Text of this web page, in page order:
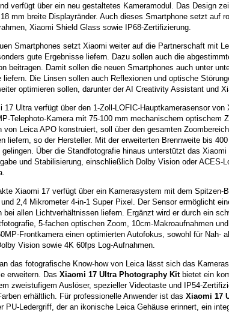
verfügt über ein neu gestaltetes Kameramodul. Das Design
mm breite Displayränder. Auch dieses Smartphone setzt auf
Xiaomi Shield Glass sowie IP68-Zertifizierung.
Smartphones setzt Xiaomi weiter auf die Partnerschaft mit
gute Ergebnisse liefern. Dazu sollen auch die
beitragen. Damit sollen die neuen Smartphones auch unter
liefern. Die Linsen sollen auch Reflexionen und optische
optimieren sollen, darunter der AI Creativity Assistant und
17 Ultra verfügt über den 1-Zoll-LOFIC-Hauptkamerasensor
Telephoto-Kamera mit 75-100 mm mechanischem optischem
von Leica APO konstruiert, soll über den gesamten
liefern, so der Hersteller. Mit der erweiterten Brennweite bis
gelingen. Über die Standfotografie hinaus unterstützt das
und Stabilisierung, einschließlich Dolby Vision oder ACES-
Xiaomi 17 verfügt über ein Kamerasystem mit dem Spitzen-
2,4 Mikrometer 4-in-1 Super Pixel. Der Sensor ermöglicht
bei allen Lichtverhältnissen liefern. Ergänzt wird er durch ein
5-fachen optischen Zoom, 10cm-Makroaufnahmen
Frontkamera einen optimierten Autofokus, sowohl für Nah-
Vision sowie 4K 60fps Log-Aufnahmen.
das fotografische Know-how von Leica lässt sich das
erweitern. Das Xiaomi 17 Ultra Photography Kitbietet ein
zweistufigem Auslöser, spezieller Videotaste und IP54-
erhältlich. Für professionelle Anwender ist das Xiaomi 17
PU-Ledergriff, der an ikonische Leica Gehäuse erinnert, ein